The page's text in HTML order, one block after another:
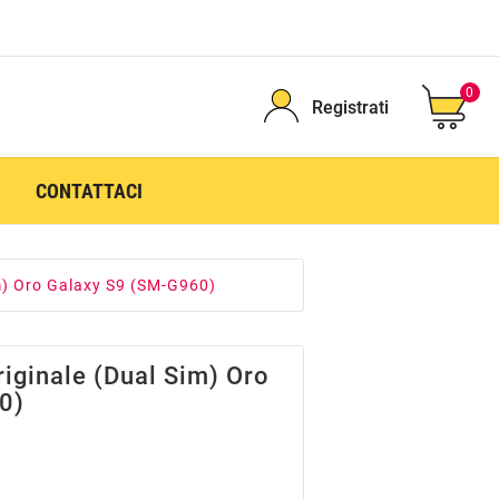
Registrati
0
CONTATTACI
Oro Galaxy S9 (SM-G960)
(Dual Sim) Oro